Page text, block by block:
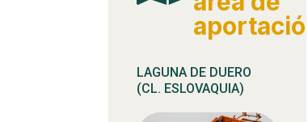
aportación
LAGUNA DE DUERO
(CL. ESLOVAQUIA)